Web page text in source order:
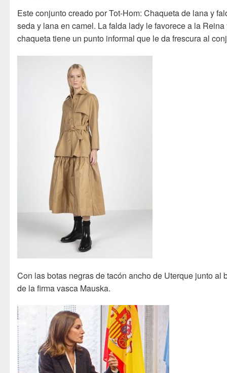
Este conjunto creado por Tot-Hom: Chaqueta de lana y
seda y lana en camel. La falda lady le favorece a la Reina
chaqueta tiene un punto informal que le da frescura al
Con las botas negras de tacón ancho de Uterque junto al
de la firma vasca Mauska.